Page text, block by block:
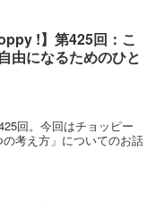
!】第425回：こ
由になるためのひと
回。今回はチョッピー
考え方」についてのお話